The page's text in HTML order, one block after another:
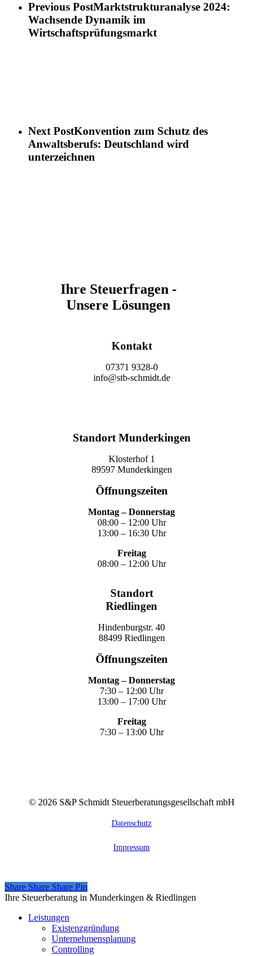
Previous PostMarktstrukturanalyse 2024:
Wachsende Dynamik im
Wirtschaftsprüfungsmarkt
Next PostKonvention zum Schutz des
Anwaltsberufs: Deutschland wird
unterzeichnen
Ihre Steuerfragen -
Unsere Lösungen
Kontakt
07371 9328-0
info@stb-schmidt.de
Standort Munderkingen
Klosterhof 1
89597 Munderkingen
Öffnungszeiten
Montag – Donnerstag
08:00 – 12:00 Uhr
13:00 – 16:30 Uhr
Freitag
08:00 – 12:00 Uhr
Standort
Riedlingen
Hindenburgstr. 40
88499 Riedlingen
Öffnungszeiten
Montag – Donnerstag
7:30 – 12:00 Uhr
13:00 – 17:00 Uhr
Freitag
7:30 – 13:00 Uhr
© 2026S&P Schmidt Steuerberatungsgesellschaft mbH
Datenschutz
Impressum
Share
Share Share Share Pin
Close
Ihre Steuerberatung in Munderkingen & Riedlingen
Leistungen
Existenzgründung
Unternehmensplanung
Controlling